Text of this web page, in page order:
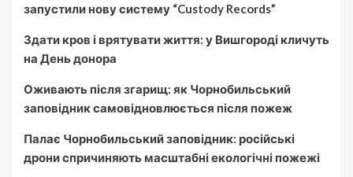
запустили нову систему “Custody Records”
Здати кров і врятувати життя: у Вишгороді кличуть
на День донора
Оживають після згарищ: як Чорнобильський
заповідник самовідновлюється після пожеж
Палає Чорнобильський заповідник: російські
дрони спричиняють масштабні екологічні пожежі